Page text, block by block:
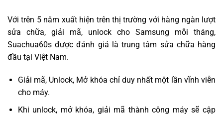
Với trên 5 năm xuất hiện trên thị trường với hàng ngàn lượt
sửa chữa, giải mã, unlock cho Samsung mỗi tháng,
Suachua60s được đánh giá là trung tâm sửa chữa hàng
đầu tại Việt Nam.
Giải mã, Unlock, Mở khóa chỉ duy nhất một lần vĩnh viễn
cho máy.
Khi unlock, mở khóa, giải mã thành công máy sẽ cập